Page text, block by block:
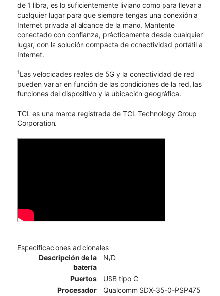
de 1 libra, es lo suficientemente liviano como para llevar a
cualquier lugar para que siempre tengas una conexión a
Internet privada al alcance de la mano. Mantente
conectado con confianza, prácticamente desde cualquier
lugar, con la solución compacta de conectividad portátil a
Internet.
1Las velocidades reales de 5G y la conectividad de red
pueden variar en función de las condiciones de la red, las
funciones del dispositivo y la ubicación geográfica.
TCL​​​​​​​ es una marca registrada de TCL Technology Group
Corporation.
Especificaciones adicionales
Descripción de la
batería
N/D
Puertos
USB tipo C
Procesador
Qualcomm SDX-35-0-PSP475